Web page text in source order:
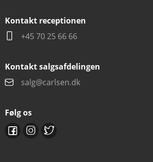
Kontakt receptionen
+45 70 25 66 66
Kontakt salgsafdelingen
salg@carlsen.dk
Følg os